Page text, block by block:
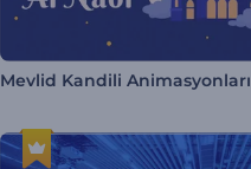
Mevlid Kandili Animasyonları